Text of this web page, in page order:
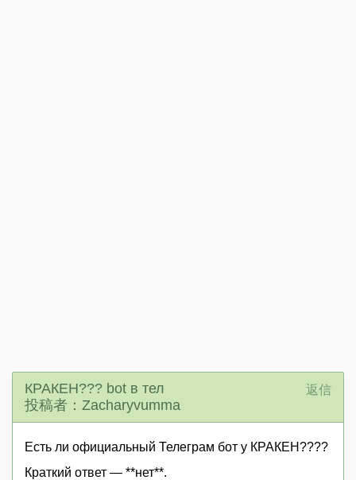
КРАКЕН??? bot в тел
投稿者：Zacharyvumma
返信
Есть ли официальный Телеграм бот у КРАКЕН????
Краткий ответ — **нет**.